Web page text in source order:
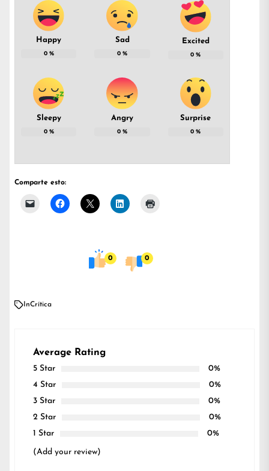
Happy
0%
Sad
0 %
Excited
0 %
Sleepy
0%
Angry
0 %
Surprise
0 %
Comparte esto:
0 0
InCrítica
Average Rating
5 Star
0%
4 Star
0%
3 Star
0%
2 Star
0%
1 Star
0%
(Add your review)